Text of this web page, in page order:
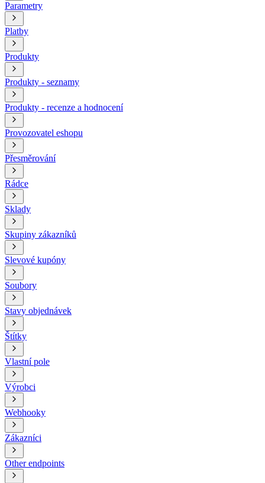
Parametry
Platby
Produkty
Produkty - seznamy
Produkty - recenze a hodnocení
Provozovatel eshopu
Přesměrování
Rádce
Sklady
Skupiny zákazníků
Slevové kupóny
Soubory
Stavy objednávek
Štítky
Vlastní pole
Výrobci
Webhooky
Zákazníci
Other endpoints